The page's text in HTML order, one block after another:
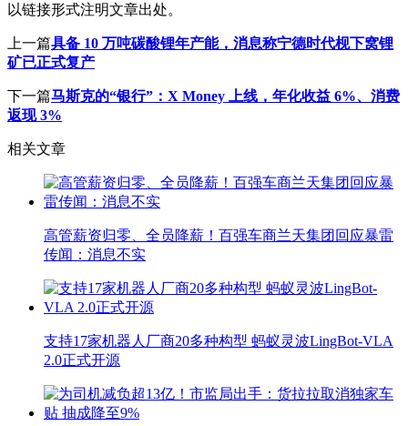
以链接形式注明文章出处。
上一篇具备 10 万吨碳酸锂年产能，消息称宁德时代枧下窝锂
矿已正式复产
下一篇马斯克的“银行”：X Money 上线，年化收益 6%、消费
返现 3%
相关文章
高管薪资归零、全员降薪！百强车商兰天集团回应暴雷
传闻：消息不实
支持17家机器人厂商20多种构型 蚂蚁灵波LingBot-VLA
2.0正式开源